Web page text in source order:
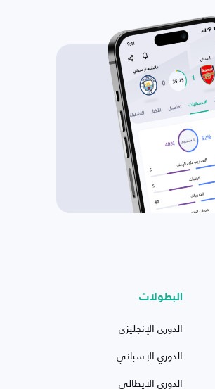
البطولات
الدوري الإنجليزي
الدوري الإسباني
الدوري الإيطالي